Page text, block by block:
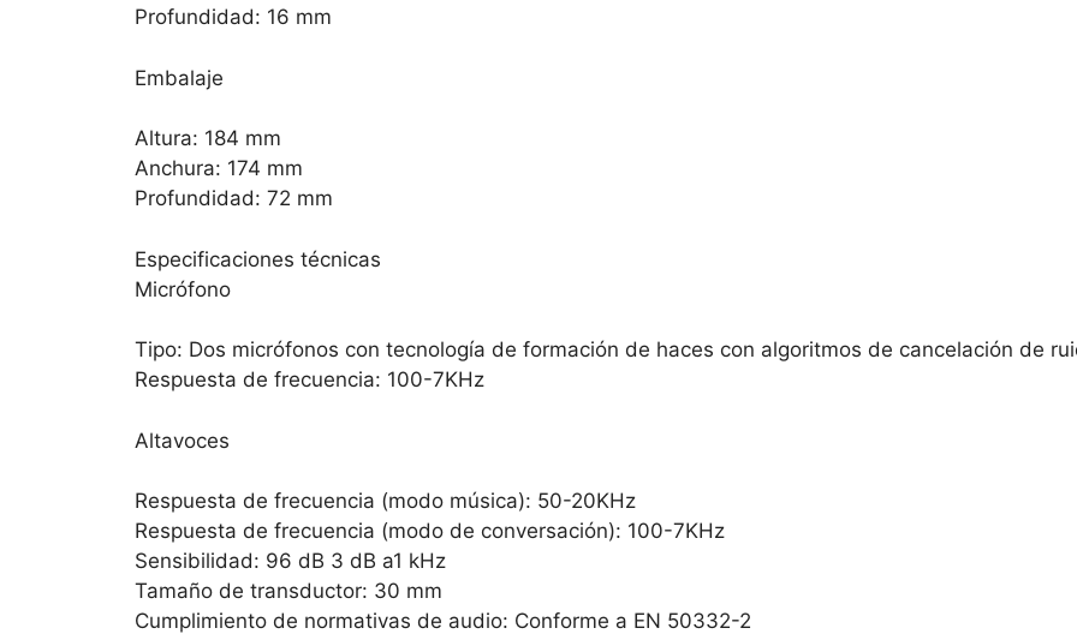
Profundidad: 16 mm
Embalaje
Altura: 184 mm
Anchura: 174 mm
Profundidad: 72 mm
Especificaciones técnicas
Micrófono
Tipo: Dos micrófonos con tecnología de formación de haces con algoritmos de cancelación de
Respuesta de frecuencia: 100-7KHz
Altavoces
Respuesta de frecuencia (modo música): 50-20KHz
Respuesta de frecuencia (modo de conversación): 100-7KHz
Sensibilidad: 96 dB 3 dB a1 kHz
Tamaño de transductor: 30 mm
Cumplimiento de normativas de audio: Conforme a EN 50332-2